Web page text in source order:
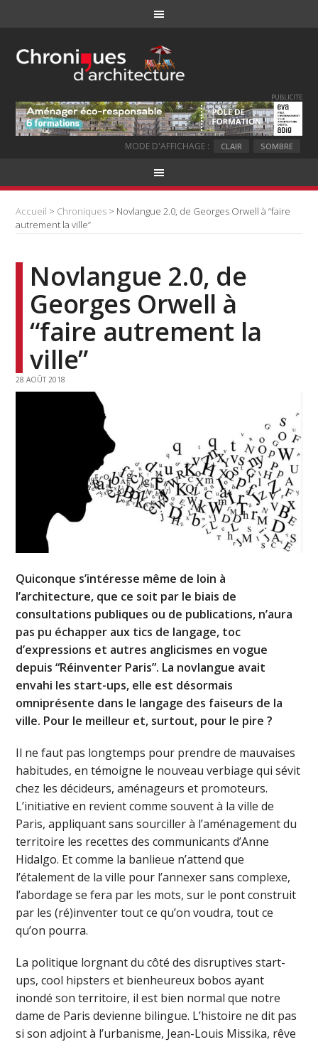
PUBLICITE
MODE D'AFFICHAGE : CLAIR SOMBRE
Accueil > Chroniques > Novlangue 2.0, de Georges Orwell à “faire
autrement la ville”
Novlangue 2.0, de
Georges Orwell à
“faire autrement la
ville”
28 AOÛT 2018
Quiconque s’intéresse même de loin à
l’architecture, que ce soit par le biais de
consultations publiques ou de publications, n’aura
pas pu échapper aux tics de langage, toc
d’expressions et autres anglicismes en vogue
depuis “Réinventer Paris”. La novlangue avait
envahi les start-ups, elle est désormais
omniprésente dans le langage des faiseurs de la
ville. Pour le meilleur et, surtout, pour le pire ?
Il ne faut pas longtemps pour prendre de mauvaises
habitudes, en témoigne le nouveau verbiage qui sévit
chez les décideurs, aménageurs et promoteurs.
L’initiative en revient comme souvent à la ville de
Paris, appliquant sans sourciller à l’aménagement du
territoire les recettes des communicants d’Anne
Hidalgo. Et comme la banlieue n’attend que
l’étalement de la ville pour l’annexer sans complexe,
l’abordage se fera par les mots, sur le pont construit
par les (ré)inventer tout ce qu’on voudra, tout ce
qu’on pourra.
La politique lorgnant du côté des disruptives start-
ups, cool hipsters et bienheureux bobos ayant
inondé son territoire, il est bien normal que notre
dame de Paris devienne bilingue. L’histoire ne dit pas
si son adjoint à l’urbanisme, Jean-Louis Missika, rêve